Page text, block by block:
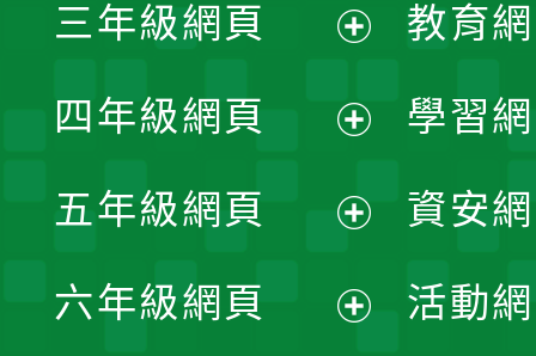
選
單
開
選
單
三年級網頁
開
選
單
四年級網頁
開
選
五年級網頁
開
六年級網頁
教育
學習
資安
活動